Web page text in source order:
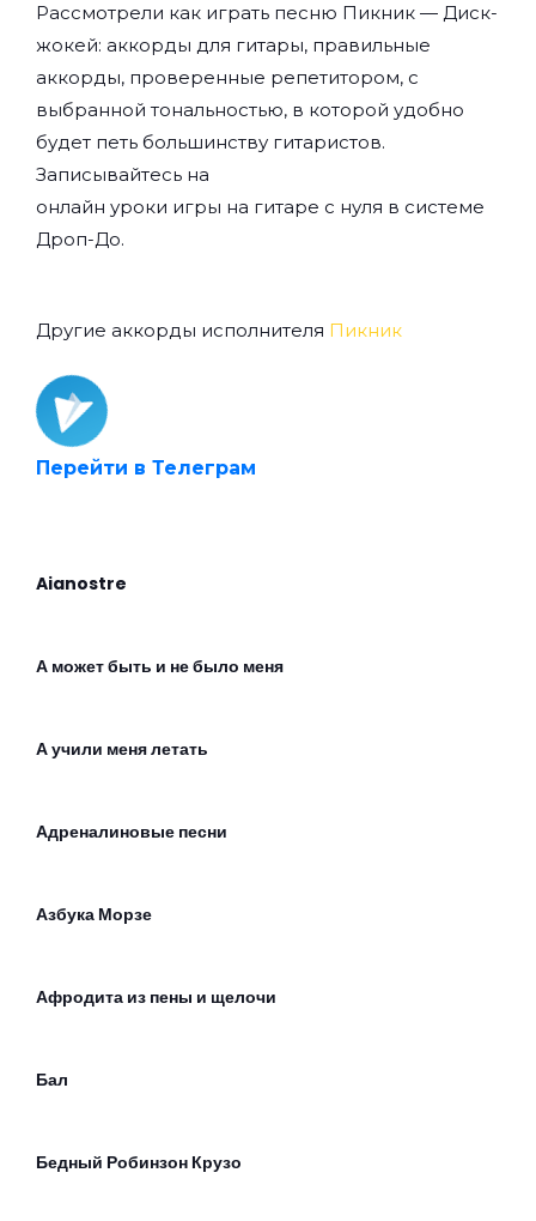
Рассмотрели как играть песню Пикник — Диск-
жокей: аккорды для гитары, правильные
аккорды, проверенные репетитором, с
выбранной тональностью, в которой удобно
будет петь большинству гитаристов.
Записывайтесь на
онлайн уроки игры на гитаре с нуля в системе
Дроп-До.
Другие аккорды исполнителя Пикник
Перейти в Телеграм
Aianostre
А может быть и не было меня
А учили меня летать
Адреналиновые песни
Азбука Морзе
Афродита из пены и щелочи
Бал
Бедный Робинзон Крузо